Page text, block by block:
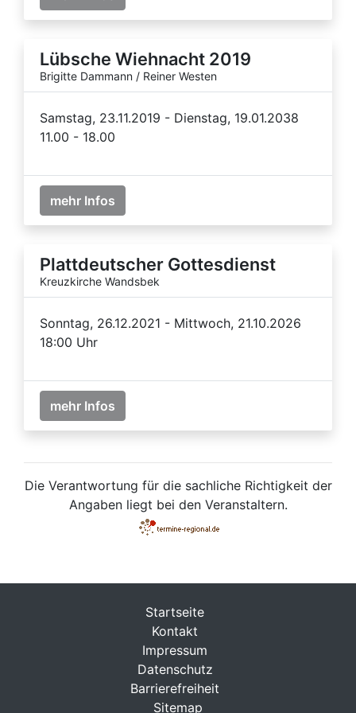
Lübsche Wiehnacht 2019
Brigitte Dammann / Reiner Westen
Samstag, 23.11.2019 - Dienstag, 19.01.2038
11.00 - 18.00
mehr Infos
Plattdeutscher Gottesdienst
Kreuzkirche Wandsbek
Sonntag, 26.12.2021 - Mittwoch, 21.10.2026
18:00 Uhr
mehr Infos
Die Verantwortung für die sachliche Richtigkeit der
Angaben liegt bei den Veranstaltern.
Startseite
Kontakt
Impressum
Datenschutz
Barrierefreiheit
Sitemap